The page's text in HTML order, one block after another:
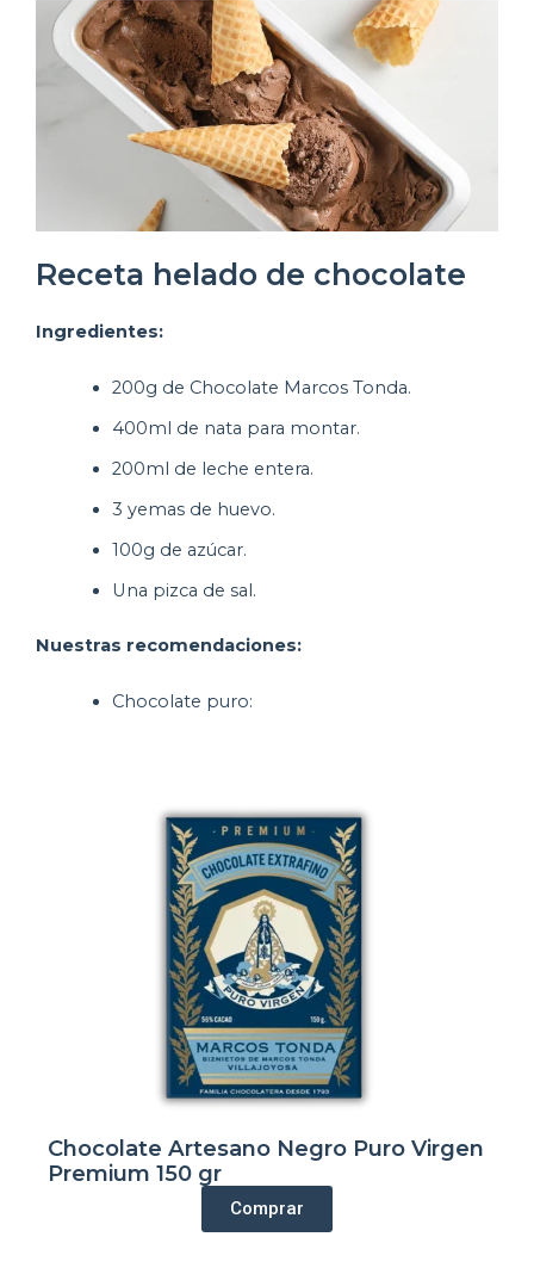
Receta helado de chocolate
Ingredientes:
200g de Chocolate Marcos Tonda.
400ml de nata para montar.
200ml de leche entera.
3 yemas de huevo.
100g de azúcar.
Una pizca de sal.
Nuestras recomendaciones:
Chocolate puro:
Chocolate Artesano Negro Puro Virgen
Premium 150 gr
Comprar